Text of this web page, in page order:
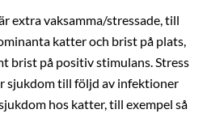
extra vaksamma/stressade, till
katter och brist på plats,
brist på positiv stimulans. Stress
sjukdom till följd av infektioner
hos katter, till exempel så